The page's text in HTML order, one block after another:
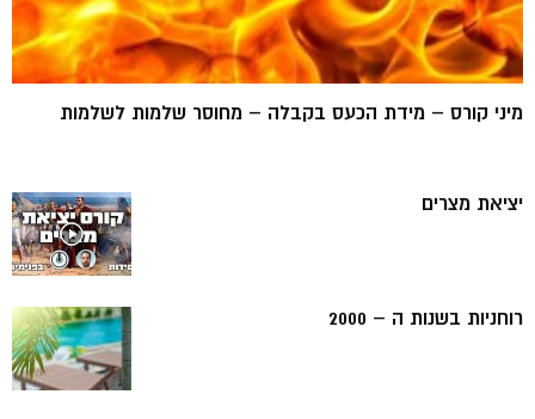
מיני קורס – מידת הכעס בקבלה – מחוסר שלמות לשלמות
יציאת מצרים
רוחניות בשנות ה – 2000